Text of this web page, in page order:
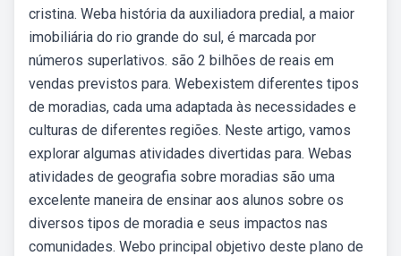
cristina. Weba história da auxiliadora predial, a maior
imobiliária do rio grande do sul, é marcada por
números superlativos. são 2 bilhões de reais em
vendas previstos para. Webexistem diferentes tipos
de moradias, cada uma adaptada às necessidades e
culturas de diferentes regiões. Neste artigo, vamos
explorar algumas atividades divertidas para. Webas
atividades de geografia sobre moradias são uma
excelente maneira de ensinar aos alunos sobre os
diversos tipos de moradia e seus impactos nas
comunidades. Webo principal objetivo deste plano de